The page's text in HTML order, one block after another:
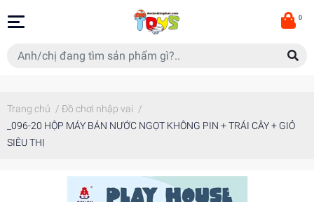
0
Trang chủ / Đồ chơi nhập vai /
_096-20 HỘP MÁY BÁN NƯỚC NGỌT KHÔNG PIN + TRÁI CÂY + GIỎ
SIÊU THỊ